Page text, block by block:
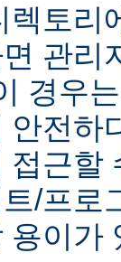
렉토리
관리
경우
안전하
접근할
/프로
용이가